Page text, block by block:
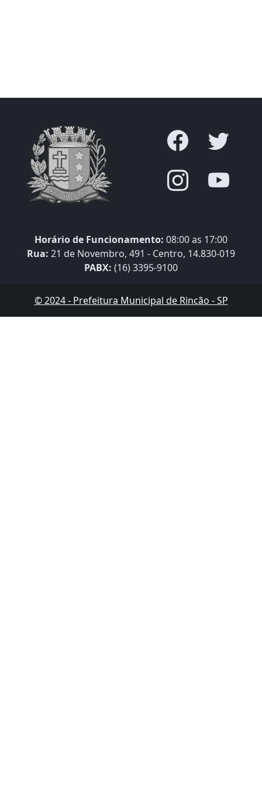
Horário de Funcionamento: 08:00 as 17:00
Rua: 21 de Novembro, 491 - Centro, 14.830-019
PABX: (16) 3395-9100
© 2024 - Prefeitura Municipal de Rincão - SP